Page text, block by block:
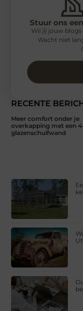
RECENTE
Meer comfort onder je
overkapping met een
glazenschuifwand
Stuur ons
Wil jij jouw blogs
Wacht niet